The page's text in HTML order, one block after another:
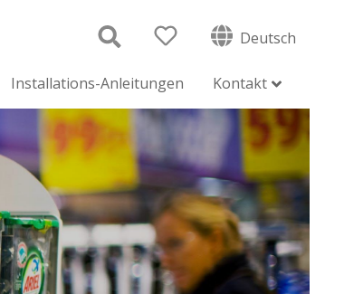
Deutsch
Installations-Anleitungen Kontakt